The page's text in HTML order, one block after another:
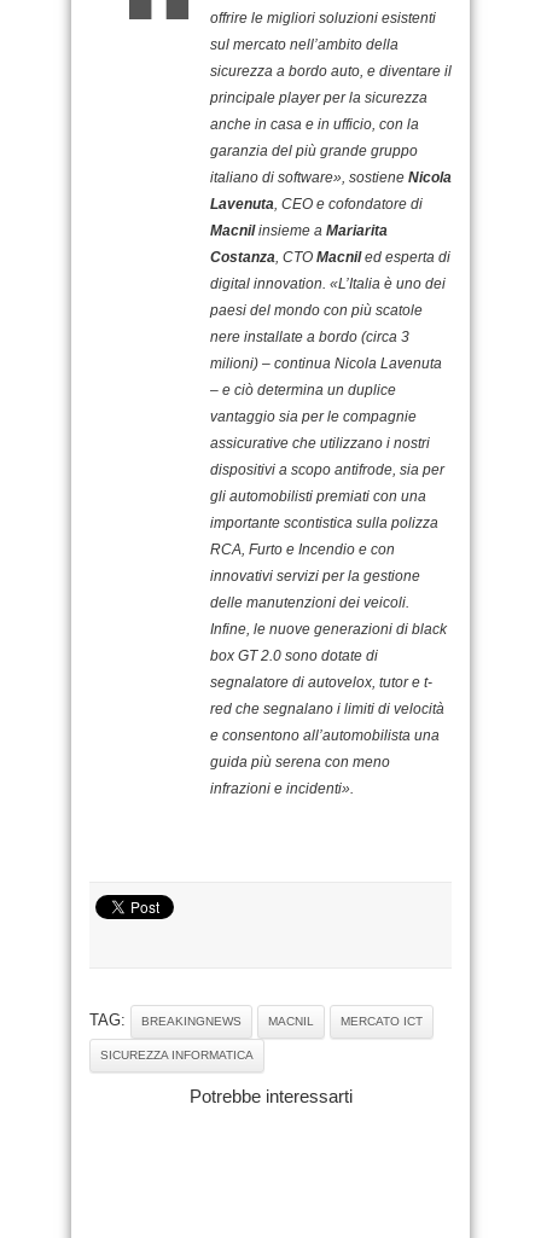
offrire le migliori soluzioni esistenti
sul mercato nell’ambito della
sicurezza a bordo auto, e diventare il
principale player per la sicurezza
anche in casa e in ufficio, con la
garanzia del più grande gruppo
italiano di software», sostiene Nicola
Lavenuta , CEO e cofondatore di
Macnilinsieme a Mariarita
Costanza , CTO Macniled esperta di
digital innovation. «L’Italia è uno dei
paesi del mondo con più scatole
nere installate a bordo (circa 3
milioni) – continua Nicola Lavenuta
– e ciò determina un duplice
vantaggio sia per le compagnie
assicurative che utilizzano i nostri
dispositivi a scopo antifrode, sia per
gli automobilisti premiati con una
importante scontistica sulla polizza
RCA, Furto e Incendio e con
innovativi servizi per la gestione
delle manutenzioni dei veicoli.
Infine, le nuove generazioni di black
box GT 2.0 sono dotate di
segnalatore di autovelox, tutor e t-
red che segnalano i limiti di velocità
e consentono all’automobilista una
guida più serena con meno
infrazioni e incidenti».
TAG: BREAKINGNEWS MACNIL MERCATO ICT
SICUREZZA INFORMATICA
Potrebbe interessarti